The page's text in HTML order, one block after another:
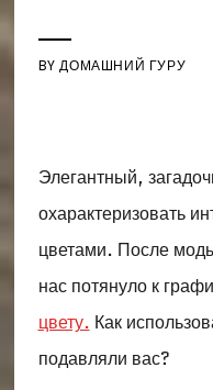
BYДОМАШНИЙ ГУРУ
Элегантный,
охарактеризовать
цветами. После
нас потянуло к
цвету. Как
подавляли вас?